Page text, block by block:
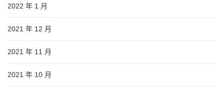
2022 年 1 月
2021 年 12 月
2021 年 11 月
2021 年 10 月